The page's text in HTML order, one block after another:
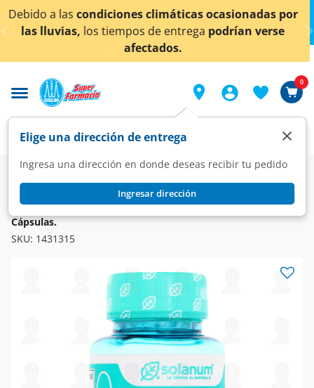
< div class="carousel-inner">
ocasionadas por
podrían verse
¡Ahora también en
conocer
Elige una dirección de entrega
Ingresa una dirección en donde deseas recibir tu pedido
Ingresar dirección
×
0
Farmacia Vitaminas y Suplementos Multivitaminas
Max Solanum Omega 3 Suplemento Alimenticio, 30
Cápsulas.
SKU: 1431315